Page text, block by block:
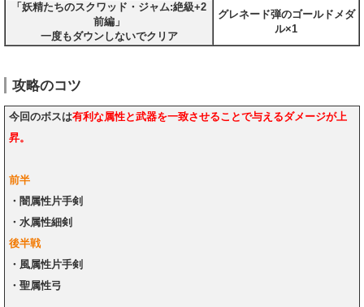
「妖精たちのスクワッド・ジャム:絶級+2
前編」
一度もダウンしないでクリア
グレネード弾のゴールドメダ
ル×1
攻略のコツ
今回のボスは有利な属性と武器を一致させることで与えるダメージが上
昇。
前半
・闇属性片手剣
・水属性細剣
後半戦
・風属性片手剣
・聖属性弓